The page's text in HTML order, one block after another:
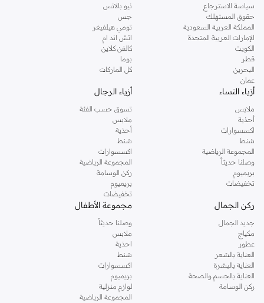
تسوقي دوروثي بيركنز اون لاين مسقط
تسوقي دوروثي بيركنز اون لاين من نمشي واستمتعي باكثر من الف ستايل من مجموعة
دوروثي بيركنز الشهيرة. تصفحي المجموعة كاملة في متجر دوروثي بيركنز اون لاين او
استخدمي القائمة لتحديد تجربة تسوق دوروثي بيركنز اون لاين. خدمة التوصيل السريعة
والدعم الاستثنائي يضمن لك تجربة تسوق ممتعة دائما مع نمشي.
سياسة الاسترجاع
حقوق المستهلك
المملكة العربية السعودية
الإمارات العربية المتحدة
الكويت
قطر
البحرين
عمان
نيو بالانس
جس
تومي هيلفيغر
اتش اند ام
كالفن كلاين
بوما
كل الماركات
أزياء النساء
ملابس
أحذية
اكسسوارات
شنط
المجموعة الرياضية
وصلنا حديثاً
بريميوم
تخفيضات
أزياء الرجال
تسوق حسب الفئة
ملابس
أحذية
شنط
اكسسوارات
المجموعة الرياضية
ركن الوسامة
بريميوم
تخفيضات
ركن الجمال
جديد الجمال
مكياج
عطور
العناية بالشعر
العناية بالبشرة
العناية بالجسم والصحة
ركن الوسامة
مجموعة الأطفال
وصلنا حديثاً
ملابس
احذية
شنط
اكسسوارات
بريميوم
لوازم منزلية
المجموعة الرياضية